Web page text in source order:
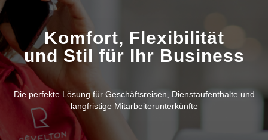
Komfort, Flexibilität
und Stil für Ihr Business
Die perfekte Lösung für Geschäftsreisen, Dienstaufenthalte und
langfristige Mitarbeiterunterkünfte